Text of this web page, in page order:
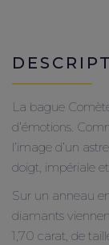
La bague
d’émotions.
l’image d’un
doigt, impériale
Sur un anneau
diamants
1,70 carat, de